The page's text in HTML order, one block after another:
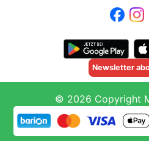
Newsletter
© 2026 Copyright